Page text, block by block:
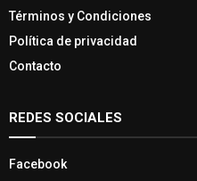
Términos y Condiciones
Política de privacidad
Contacto
REDES SOCIALES
Facebook